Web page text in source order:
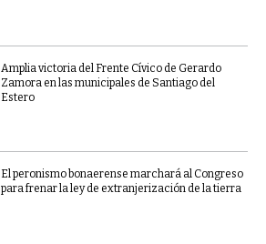
Amplia victoria del Frente Cívico de Gerardo
Zamora en las municipales de Santiago del
Estero
El peronismo bonaerense marchará al Congreso
para frenar la ley de extranjerización de la tierra